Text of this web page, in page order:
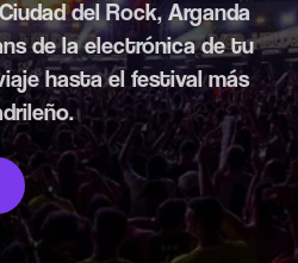
del Rock, Arganda
de la electrónica de tu
hasta el festival más